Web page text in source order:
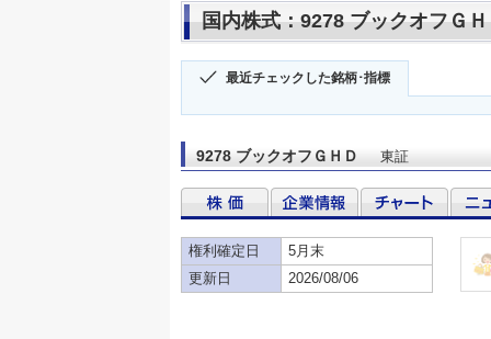
国内株式：9278 ブックオフＧ
最近チェックした銘柄･指標
9278 ブックオフＧＨＤ 東証
権利確定日
5月末
更新日
2026/08/06